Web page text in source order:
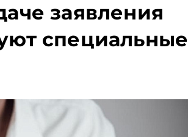
заявления
специальные